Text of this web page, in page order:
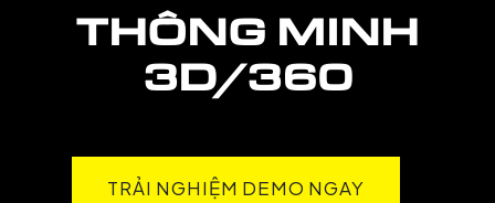
THÔNG MINH
3D/360
TRẢI NGHIỆM DEMO NGAY